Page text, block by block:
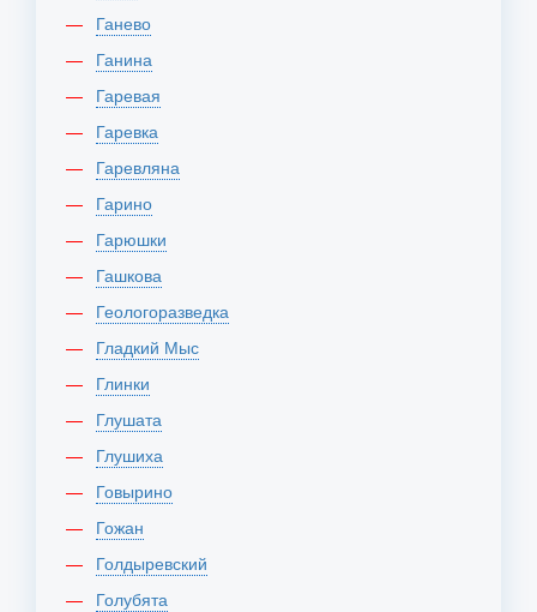
Ганево
Ганина
Гаревая
Гаревка
Гаревляна
Гарино
Гарюшки
Гашкова
Геологоразведка
Гладкий Мыс
Глинки
Глушата
Глушиха
Говырино
Гожан
Голдыревский
Голубята